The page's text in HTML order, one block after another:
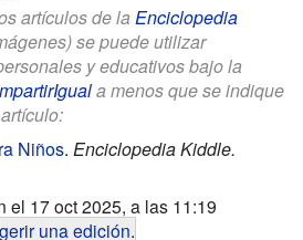
artículos de la Enciclopedia
se puede utilizar
y educativos bajo la
a menos que se indique
Niños. Enciclopedia Kiddle.
el 17 oct 2025, a las 11:19
una edición.